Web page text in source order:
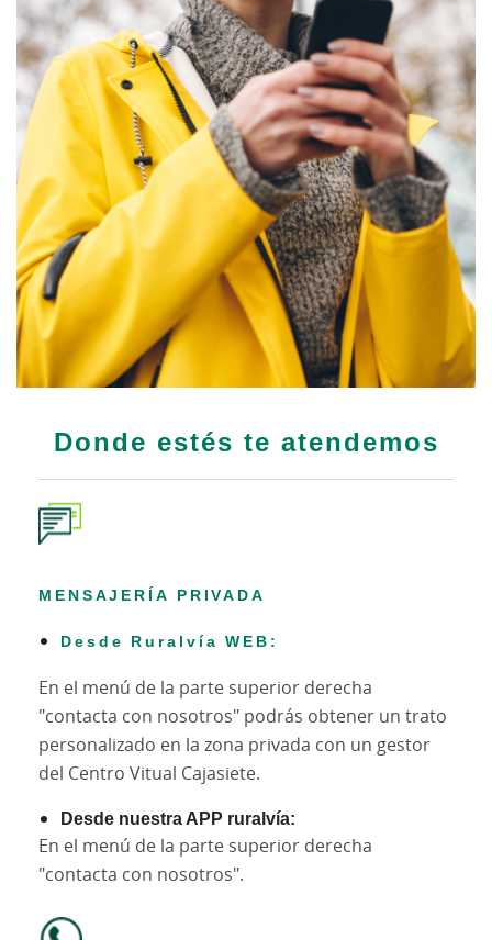
Donde estés te atendemos
MENSAJERÍA PRIVADA
Desde Ruralvía WEB:
En el menú de la parte superior derecha
"contacta con nosotros" podrás obtener un trato
personalizado en la zona privada con un gestor
del Centro Vitual Cajasiete.
Desde nuestra APP ruralvía:
En el menú de la parte superior derecha
"contacta con nosotros".